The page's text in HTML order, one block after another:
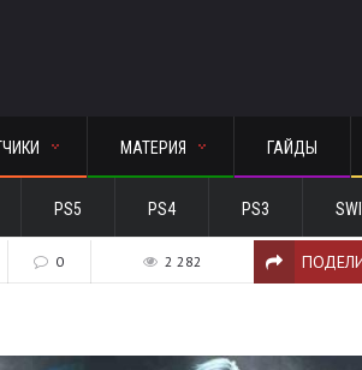
МАТЕРИЯ ГАЙДЫ
PS5 PS4 PS3
0 2 282